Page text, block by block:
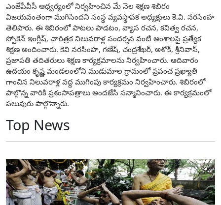
ఎంజేపీవీసీ ఆధ్వర్యంలో నిర్వహించిన మే నెల శిక్షణ శిబిరం
విజయవంతంగా ముగిసిందని సంస్థ వ్యవస్థాపక అధ్యక్షులు కె.వి. నరసింహ
తెలిపారు. ఈ శిబిరంలో పాటలు పాడటం, వ్యాస రచన, కవిత్వ రచన,
స్పోకెన్ ఇంగ్లీష్, చారిత్రక నిలువరాళ్ల సందర్శన వంటి అంశాలపై ప్రత్యేక
శిక్షణ అందించారు. కెవి నరసింహ, గణేష్, చంద్రశేఖర్, అశోక్, శ్రీనివాస్,
ప్రజాపతి తదితరులు శిక్షణ కార్యక్రమాలను నిర్వహించారు. ఆదివారం
ఉదయం కృష్ణ మండలంలోని ముడుమాల గ్రామంలో ప్రపంచ ప్రఖ్యాతి
గాంచిన నిలువరాళ్ల వద్ద ముగింపు కార్యక్రమం నిర్వహించారు. శిబిరంలో
పాల్గొన్న వారికి ప్రశంసాపత్రాలు అందజేసి సన్మానించారు. ఈ కార్యక్రమంలో
పలువురు పాల్గొన్నారు.
Top News